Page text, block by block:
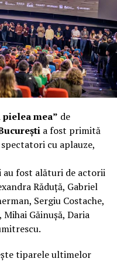
l-a aruncat la
clar de la început: nu
ci despre
ușor,
dar cu
primul în conversație
Și pe bună dreptate.
2,7 g/cm³, față
la un volum
o treime din greutatea
montează și
diferența asta se
pielea mea” de
a fost primită
cu aplauze,
au fost alături de actorii
Răduță, Gabriel
Sergiu Costache,
Găinușă, Daria
tiparele ultimelor